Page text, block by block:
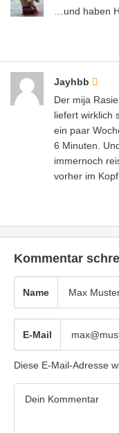
…und haben
Jayhbb
Der mija
liefert wirklich
ein paar
6 Minuten.
immernoch
vorher im
Kommentar
Name
E-Mail
Diese E-Mail-Adresse